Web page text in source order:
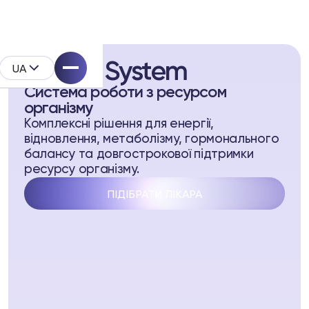
UABiopell System
Система роботи з ресурсом
організму
Комплексні рішення для енергії,
відновлення, метаболізму, гормонального
балансу та довгострокової підтримки
ресурсу організму.
ПІДІБРАТИ ЛІКАРА